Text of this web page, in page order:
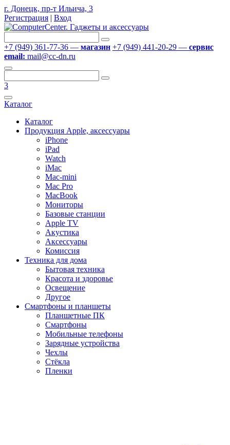
г. Донецк, пр-т Ильича, 3
Регистрация | Вход
+7 (949) 361-77-36 — магазин +7 (949) 441-20-29 — сервис
email: mail@cc-dn.ru
3
Каталог
Каталог
Продукция Apple, аксессуары
iPhone
iPad
Watch
iMac
Mac-mini
Mac Pro
MacBook
Мониторы
Базовые станции
Apple TV
Акустика
Аксессуары
Комиссия
Техника для дома
Бытовая техника
Красота и здоровье
Освещение
Другое
Смартфоны и планшеты
Планшетные ПК
Смартфоны
Мобильные телефоны
Зарядные устройства
Чехлы
Стёкла
Пленки